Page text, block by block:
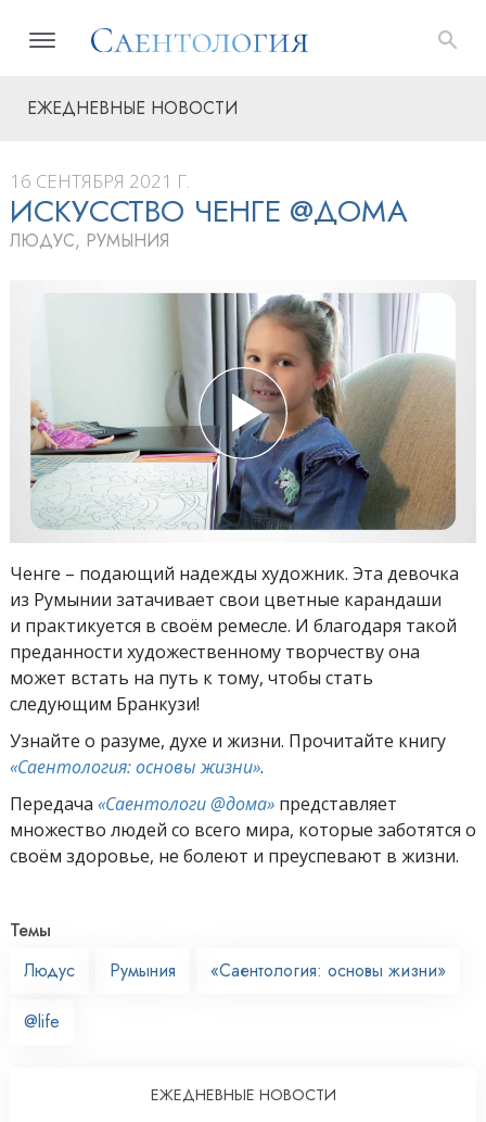
ЕЖЕДНЕВНЫЕ НОВОСТИ
16 СЕНТЯБРЯ 2021 Г.
ИСКУССТВО ЧЕНГЕ @ДОМА
ЛЮДУС, РУМЫНИЯ
Ченге – подающий надежды художник. Эта девочка
из Румынии затачивает свои цветные карандаши
и практикуется в своём ремесле. И благодаря такой
преданности художественному творчеству она
может встать на путь к тому, чтобы стать
следующим Бранкузи!
Узнайте о разуме, духе и жизни. Прочитайте книгу
«Саентология: основы жизни».
Передача «Саентологи @дома» представляет
множество людей со всего мира, которые заботятся о
своём здоровье, не болеют и преуспевают в жизни.
Темы
Людус
Румыния «Саентология: основы жизни»
@life
ЕЖЕДНЕВНЫЕ НОВОСТИ